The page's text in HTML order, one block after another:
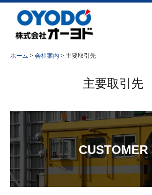
主要取引先
事業紹介
コンプレッサ事業
ホーム 会社案内 主要取引先
主要取引先
CUSTOMER